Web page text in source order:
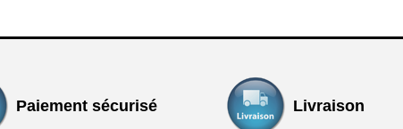
Paiement sécurisé Livraison